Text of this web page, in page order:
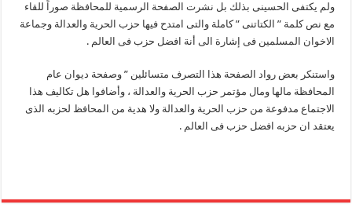
ولم يكتفى الحسينى بذلك بل نشرت الصفحة الرسمية للمحافظة صوراً للقاء
مع نص كلمة ” الكتاتنى ” كاملة والتى امتدح فيها حزب الحرية والعدالة وجماعة
الاخوان المسلمين فى إشارة الى أنة افضل حزب فى العالم .
واستنكر بعض رواد الصفحة هذا التصرف متسائلين ” وصفحة ديوان عام
المحافظة مالها ومال مؤتمر حزب الحرية والعدالة ، وأضافوا هل تكاليف هذا
الاجتماع مدفوعة من حزب الحرية والعدالة ولا هدية من المحافظ لحزبه الذى
يعتقد ان حزبه افضل حزب فى العالم .